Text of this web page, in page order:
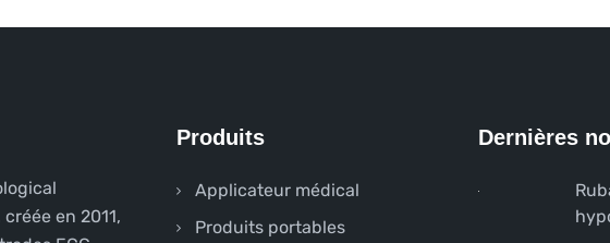
en 2011,
Produits
Applicateur médical
Produits portables
Dernières